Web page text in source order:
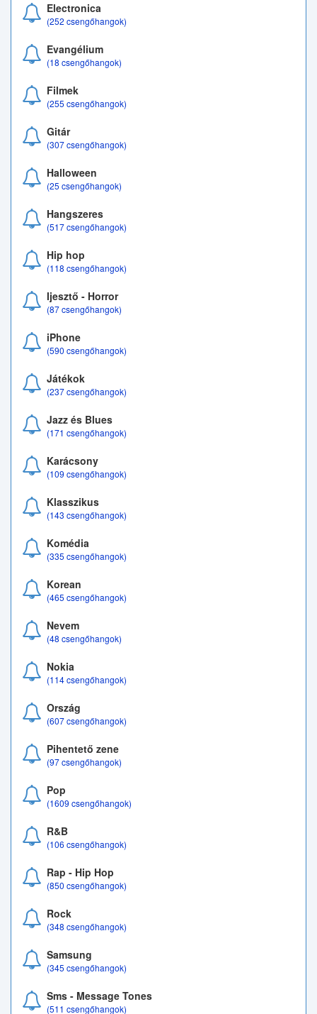
Electronica
(252 csengőhangok)
Evangélium
(18 csengőhangok)
Filmek
(255 csengőhangok)
Gitár
(307 csengőhangok)
Halloween
(25 csengőhangok)
Hangszeres
(517 csengőhangok)
Hip hop
(118 csengőhangok)
Ijesztő - Horror
(87 csengőhangok)
iPhone
(590 csengőhangok)
Játékok
(237 csengőhangok)
Jazz és Blues
(171 csengőhangok)
Karácsony
(109 csengőhangok)
Klasszikus
(143 csengőhangok)
Komédia
(335 csengőhangok)
Korean
(465 csengőhangok)
Nevem
(48 csengőhangok)
Nokia
(114 csengőhangok)
Ország
(607 csengőhangok)
Pihentető zene
(97 csengőhangok)
Pop
(1609 csengőhangok)
R&B
(106 csengőhangok)
Rap - Hip Hop
(850 csengőhangok)
Rock
(348 csengőhangok)
Samsung
(345 csengőhangok)
Sms - Message Tones
(511 csengőhangok)